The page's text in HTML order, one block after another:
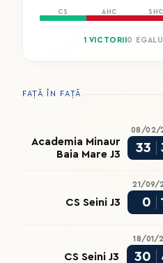
CS AHC SHC
1 VICTORII 0
FAȚĂ ÎN FAȚĂ
08/02/
Academia Minaur
Baia Mare J3
33
21/09/
CS Seini J3 0
18/01/
CS Seini J3 30